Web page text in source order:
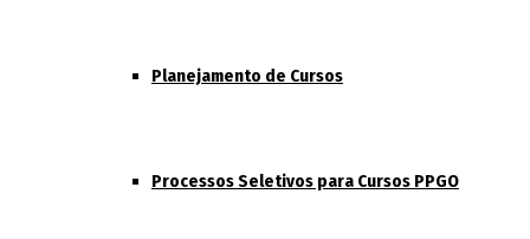
Planejamento de Cursos
Processos Seletivos para Cursos PPGO